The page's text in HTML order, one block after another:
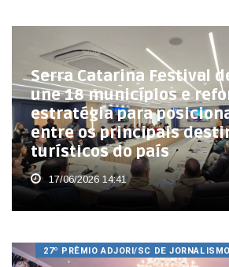
Serra Catarina Festival
une 18 municípios e
estratégia para
entre os principais
turísticos do país
17/06/2026 14:41
27º PRÊMIO ADJORI/SC DE JORNALISMO